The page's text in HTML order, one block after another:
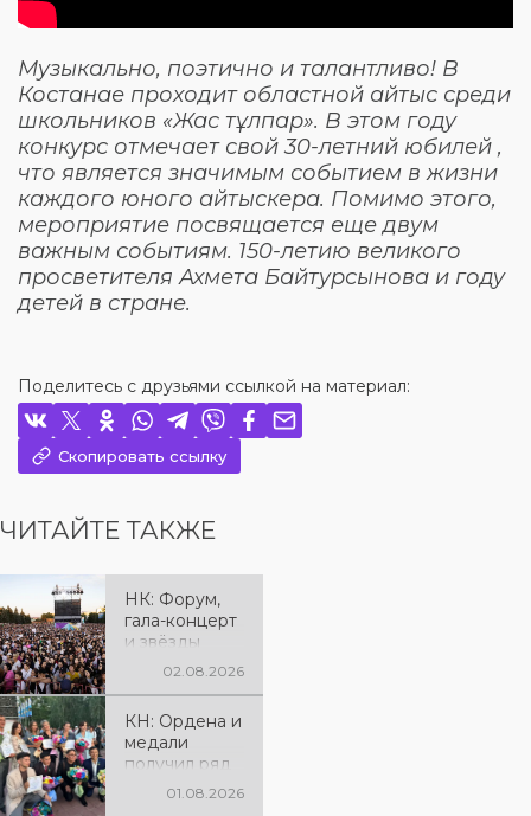
Музыкально, поэтично и талантливо! В
Костанае проходит областной айтыс среди
школьников «Жас тұлпар». В этом году
конкурс отмечает свой 30-летний юбилей ,
что является значимым событием в жизни
каждого юного айтыскера. Помимо этого,
мероприятие посвящается еще двум
важным событиям. 150-летию великого
просветителя Ахмета Байтурсынова и году
детей в стране.
Поделитесь с друзьями ссылкой на материал:
Скопировать ссылку
ЧИТАЙТЕ ТАКЖЕ
НК: Форум,
гала-концерт
и звёзды
эстрады: как
Костанайско
й области
02.08.2026
КН: Ордена и
медали
получил ряд
жителей01.08.2026